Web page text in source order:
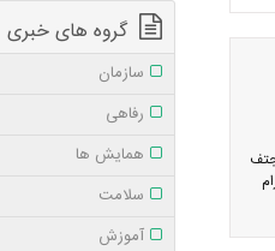
جتف
گروه های خبری
سازمان
رفاهی
همایش ها
سلامت
آموزش